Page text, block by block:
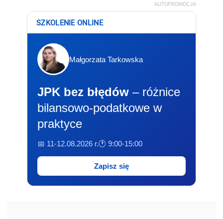
AUTOPROMOCJA
SZKOLENIE ONLINE
Małgorzata Tarkowska
JPK bez błędów – różnice
bilansowo-podatkowe w
praktyce
📅 11-12.08.2026 r.🕐 9:00-15:00
Zapisz się